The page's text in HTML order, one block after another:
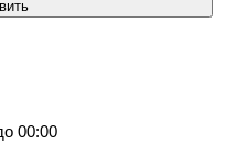
00:00